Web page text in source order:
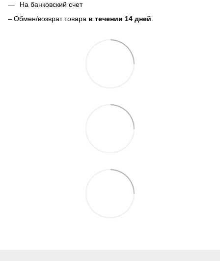
На банковский счет
– Обмен/возврат товара в течении 14 дней